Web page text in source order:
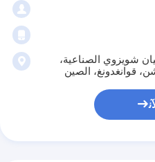
يابيان شويزوي الصناعية،
قوانغدونغ، الصين